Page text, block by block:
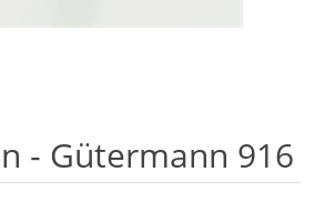
- Gütermann 916